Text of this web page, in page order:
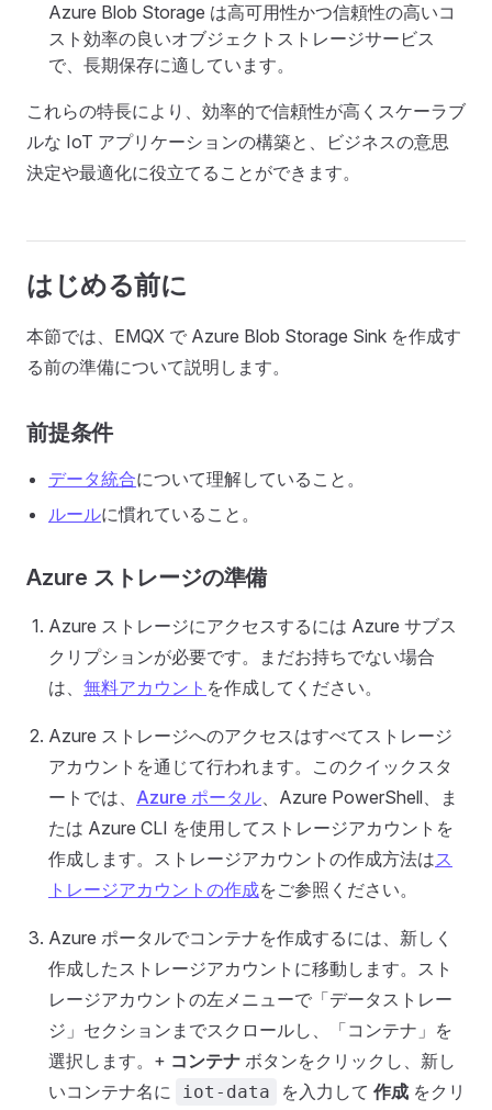
Azure Blob Storage は高可用性かつ信頼性の高いコ
スト効率の良いオブジェクトストレージサービス
で、長期保存に適しています。
これらの特長により、効率的で信頼性が高くスケーラブ
ルな IoT アプリケーションの構築と、ビジネスの意思
決定や最適化に役立てることができます。
はじめる前に
本節では、EMQX で Azure Blob Storage Sink を作成す
る前の準備について説明します。
前提条件
データ統合について理解していること。
ルールに慣れていること。
Azure ストレージの準備
Azure ストレージにアクセスするには Azure サブス
クリプションが必要です。まだお持ちでない場合
は、 無料アカウント を作成してください。
Azure ストレージへのアクセスはすべてストレージ
アカウントを通じて行われます。このクイックスタ
ートでは、 Azure ポータル 、Azure PowerShell、ま
たは Azure CLI を使用してストレージアカウントを
作成します。ストレージアカウントの作成方法はス
トレージアカウントの作成をご参照ください。
Azure ポータルでコンテナを作成するには、新しく
作成したストレージアカウントに移動します。スト
レージアカウントの左メニューで「データストレー
ジ」セクションまでスクロールし、「コンテナ」を
選択します。+ コンテナ ボタンをクリックし、新し
いコンテナ名に
iot-data を入力して 作成 をクリ